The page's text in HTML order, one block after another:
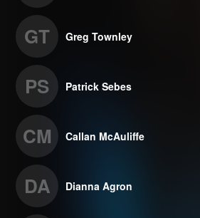
GT Greg Townley
PS Patrick Sebes
CM Callan McAuliffe
DA Dianna Agron